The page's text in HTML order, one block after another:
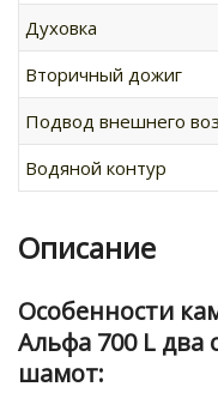
Духовка
Вторичный дожиг
Подвод внешнего
Водяной контур
Описание
Особенности
Альфа 700 L два
шамот: